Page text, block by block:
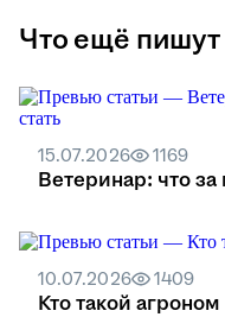
Что ещё пишут
15.07.2026 1169
Ветеринар: что
10.07.2026 1409
Кто такой